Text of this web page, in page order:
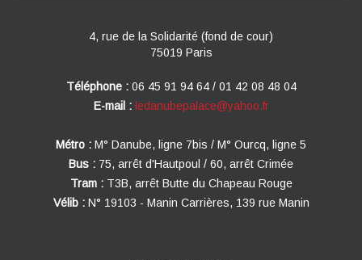
4, rue de la Solidarité (fond de cour)
75019 Paris
Téléphone : 06 45 91 94 64 / 01 42 08 48 04
E-mail : ledanubepalace@yahoo.fr
Métro : M° Danube, ligne 7bis / M° Ourcq, ligne 5
Bus : 75, arrêt d'Hautpoul / 60, arrêt Crimée
Tram : T3B, arrêt Butte du Chapeau Rouge
Vélib : N° 19103 - Manin Carrières, 139 rue Manin